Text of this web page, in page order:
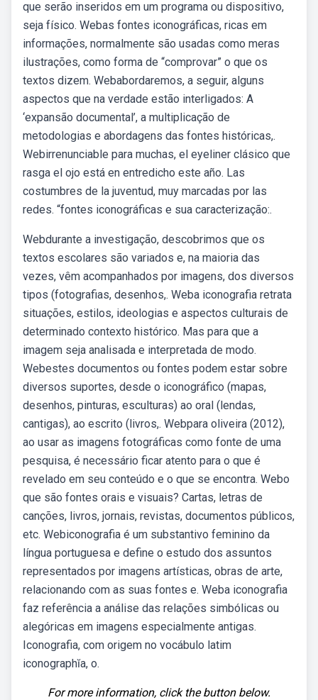
que serão inseridos em um programa ou dispositivo,
seja físico. Webas fontes iconográficas, ricas em
informações, normalmente são usadas como meras
ilustrações, como forma de “comprovar” o que os
textos dizem. Webabordaremos, a seguir, alguns
aspectos que na verdade estão interligados: A
‘expansão documental’, a multiplicação de
metodologias e abordagens das fontes históricas,.
Webirrenunciable para muchas, el eyeliner clásico que
rasga el ojo está en entredicho este año. Las
costumbres de la juventud, muy marcadas por las
redes. “fontes iconográficas e sua caracterização:.
Webdurante a investigação, descobrimos que os
textos escolares são variados e, na maioria das
vezes, vêm acompanhados por imagens, dos diversos
tipos (fotografias, desenhos,. Weba iconografia retrata
situações, estilos, ideologias e aspectos culturais de
determinado contexto histórico. Mas para que a
imagem seja analisada e interpretada de modo.
Webestes documentos ou fontes podem estar sobre
diversos suportes, desde o iconográfico (mapas,
desenhos, pinturas, esculturas) ao oral (lendas,
cantigas), ao escrito (livros,. Webpara oliveira (2012),
ao usar as imagens fotográficas como fonte de uma
pesquisa, é necessário ficar atento para o que é
revelado em seu conteúdo e o que se encontra. Webo
que são fontes orais e visuais? Cartas, letras de
canções, livros, jornais, revistas, documentos públicos,
etc. Webiconografia é um substantivo feminino da
língua portuguesa e define o estudo dos assuntos
representados por imagens artísticas, obras de arte,
relacionando com as suas fontes e. Weba iconografia
faz referência a análise das relações simbólicas ou
alegóricas em imagens especialmente antigas.
Iconografia, com origem no vocábulo latim
iconographĭa, o.
For more information, click the button below.